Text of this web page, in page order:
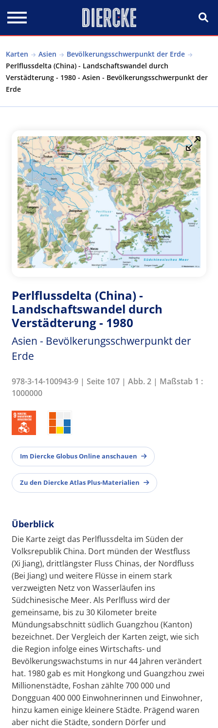
Karten Asien
Bevölkerungsschwerpunkt der Erde
Perlflussdelta (China) - Landschaftswandel durch
Verstädterung - 1980 - Asien - Bevölkerungsschwerpunkt der
Erde
Perlflussdelta (China) -
Landschaftswandel durch
Verstädterung - 1980
Asien - Bevölkerungsschwerpunkt der
Erde
978-3-14-100943-9 | Seite 107 | Abb. 2 | Maßstab 1 :
1000000
Im Diercke Globus Online anschauen
Zu den Diercke Atlas Plus-Materialien
Überblick
Die Karte zeigt das Perlflussdelta im Süden der
Volksrepublik China. Dort münden der Westfluss
(Xi Jiang), drittlängster Fluss Chinas, der Nordfluss
(Bei Jiang) und weitere Flüsse in einem stark
verzweigten Netz von Wasserläufen ins
Südchinesische Meer. Als Perlfluss wird der
gemeinsame, bis zu 30 Kilometer breite
Mündungsabschnitt südlich Guangzhou (Kanton)
bezeichnet. Der Vergleich der Karten zeigt, wie sich
die Region infolge eines Wirtschafts- und
Bevölkerungswachstums in nur 44 Jahren verändert
hat. 1980 gab es mit Hongkong und Guangzhou zwei
Millionenstädte, Foshan zählte 700 000 und
Dongguan 400 000 Einwohnerinnen und Einwohner,
hinzu kamen einige kleinere Städte. Prägend waren
aber nicht die Städte, sondern Dörfer und